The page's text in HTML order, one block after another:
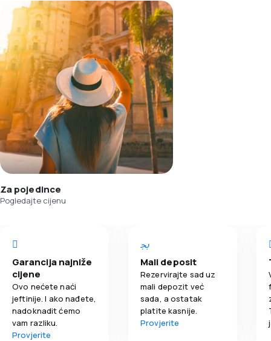
Za pojedince
Pogledajte cijenu
Garancija najniže
cijene
Ovo nećete naći
jeftinije. I ako nađete,
nadoknadit ćemo
vam razliku.
Provjerite
Mali deposit
Rezervirajte sad uz
mali depozit već
sada, a ostatak
platite kasnije.
Provjerite